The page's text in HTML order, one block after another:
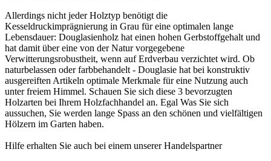
Allerdings nicht jeder Holztyp benötigt die
Kesseldruckimprägnierung in Grau für eine optimalen lange
Lebensdauer: Douglasienholz hat einen hohen Gerbstoffgehalt und
hat damit über eine von der Natur vorgegebene
Verwitterungsrobustheit, wenn auf Erdverbau verzichtet wird. Ob
naturbelassen oder farbbehandelt - Douglasie hat bei konstruktiv
ausgereiften Artikeln optimale Merkmale für eine Nutzung auch
unter freiem Himmel. Schauen Sie sich diese 3 bevorzugten
Holzarten bei Ihrem Holzfachhandel an. Egal Was Sie sich
aussuchen, Sie werden lange Spass an den schönen und vielfältigen
Hölzern im Garten haben.
Hilfe erhalten Sie auch bei einem unsererHandelspartner